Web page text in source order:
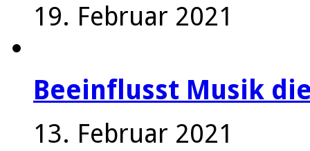
19. Februar 2021
Beeinflusst Musik
13. Februar 2021